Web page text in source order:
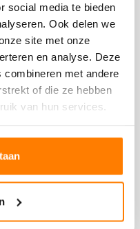
social media te bieden
Ook delen we
site met onze
en analyse. Deze
combineren met andere
of die ze hebben
van hun services.